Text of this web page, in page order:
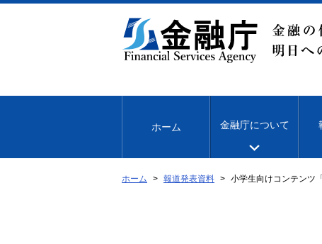
文
移
ホーム 金融庁について
ホーム 報道発表資料 小学生向けコンテンツ